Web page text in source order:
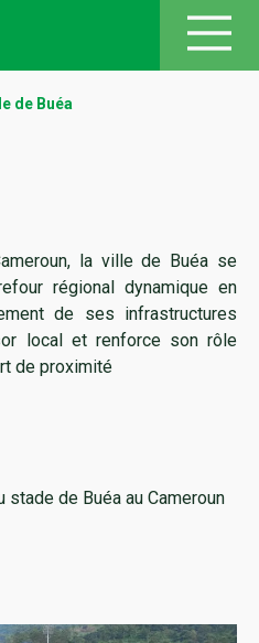
de Buéa
la ville de Buéa se
régional dynamique en
de ses infrastructures
local et renforce son rôle
de proximité
de Buéa au Cameroun